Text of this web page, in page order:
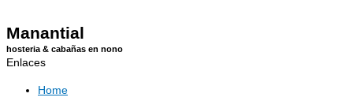
Manantial
hosteria & cabañas en nono
Enlaces
Home